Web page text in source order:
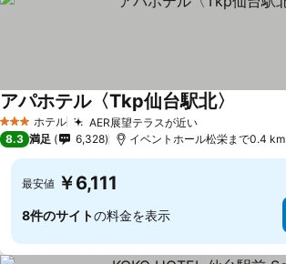
3 ホテルのランク
ホテル AER展望テラスが近い
アパホテル〈Tkp仙台駅北〉
8.3 満足 6,328 イベントホール松栄まで0.4 km
最安値 ￥6,111
8件のサイトの料金を表示